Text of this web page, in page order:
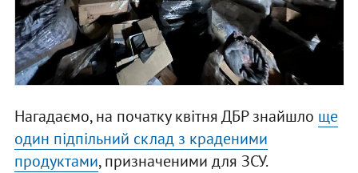
Нагадаємо, на початку квітня ДБР знайшло ще
один підпільний склад з краденими
продуктами, призначеними для ЗСУ.